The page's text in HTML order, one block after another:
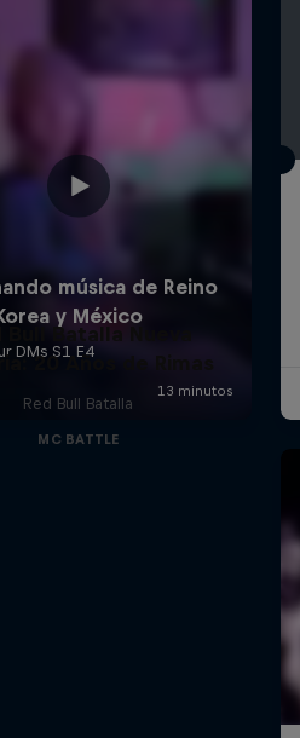
Bull Batalla Nueva
20 Años de Rimas
Red Bull Batalla
MC BATTLE